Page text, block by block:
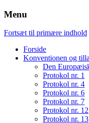
Menu
Fortsæt til primære indhold
Forside
Konventionen og
Den
Protokol nr. 1
Protokol nr. 4
Protokol nr. 6
Protokol nr. 7
Protokol nr. 12
Protokol nr. 13